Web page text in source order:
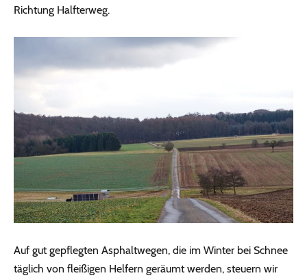
Richtung Halfterweg.
Auf gut gepflegten Asphaltwegen, die im Winter bei Schnee
täglich von fleißigen Helfern geräumt werden, steuern wir